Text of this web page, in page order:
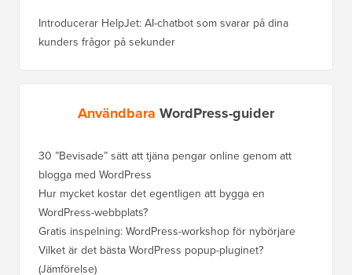
Introducerar HelpJet: AI-chatbot som svarar på dina
kunders frågor på sekunder
Användbara WordPress-guider
30 ”Bevisade” sätt att tjäna pengar online genom att
blogga med WordPress
Hur mycket kostar det egentligen att bygga en
WordPress-webbplats?
Gratis inspelning: WordPress-workshop för nybörjare